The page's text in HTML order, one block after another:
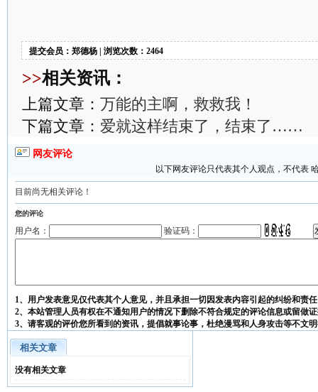
提交会员：郑德杨 | 浏览次数：2464
>>相关资讯：
上篇文章： 万能的主啊，救救我！
下篇文章： 爱就这样结束了，结束了……
网友评论
以下网友评论只代表其个人观点，不代表
目前尚无相关评论！
您的评论
用户名： 验证码：
1、用户发表意见仅代表其个人意见，并且承担一切因发表内容引起的纠纷和责
2、本站管理人员有权在不通知用户的情况下删除不符合规定的评论信息或留做
3、请客观的评价您所看到的资讯，提倡就事论事，杜绝漫骂和人身攻击等不文
相关文章
没有相关文章